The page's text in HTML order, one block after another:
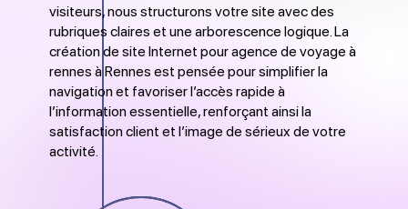
visiteurs, nous structurons votre site avec des
rubriques claires et une arborescence logique. La
création de site Internet pour agence de voyage à
rennes à Rennes est pensée pour simplifier la
navigation et favoriser l’accès rapide à
l’information essentielle, renforçant ainsi la
satisfaction client et l’image de sérieux de votre
activité.